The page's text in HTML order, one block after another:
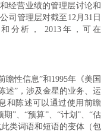
经营业绩的管理层讨论和
司管理层对截至12月31日
分析， 2013年，可在
瞻性信息”和1995年《美国
述”，涉及金星的业务、运
和陈述可以通过使用前瞻
”、“预算”、“计划”、“估
此类词语和短语的变体（包